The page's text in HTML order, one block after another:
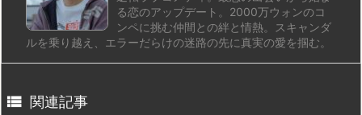
る恋のアップデート。2000万ウォンのコ
ンペに挑む仲間との絆と情熱。スキャンダ
ルを乗り越え、エラーだらけの迷路の先に真実の愛を掴む。
 関連記事